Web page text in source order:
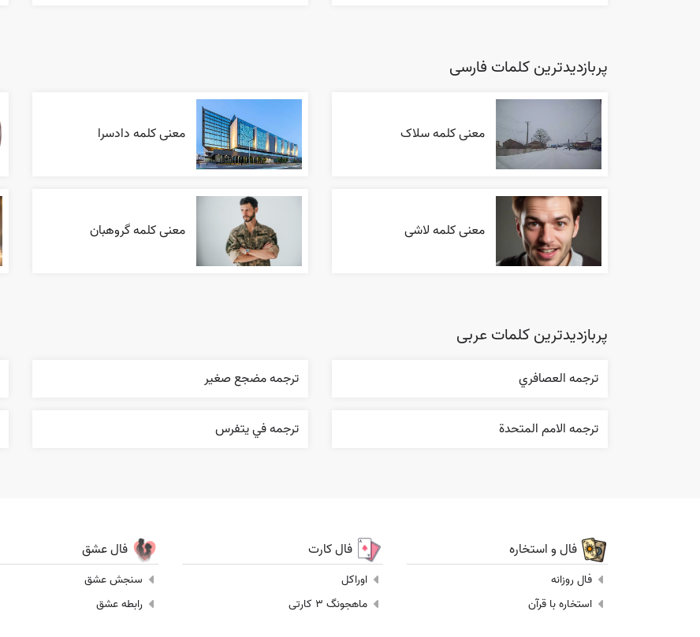
پربازدیدترین کلمات فارسی
معنی کلمه سلاک معنی کلمه دادسرا
معنی کلمه لاشی معنی کلمه گروهبان
پربازدیدترین کلمات عربی
ترجمه العصافري ترجمه مضجع صغير
ترجمه الامم المتحدة ترجمه في يتفرس
فال و استخاره
فال روزانه
استخاره با قرآن
فال کارت
اوراکل
ماهجونگ 3 کارتی
فال عشق
سنجش عشق
رابطه عشق